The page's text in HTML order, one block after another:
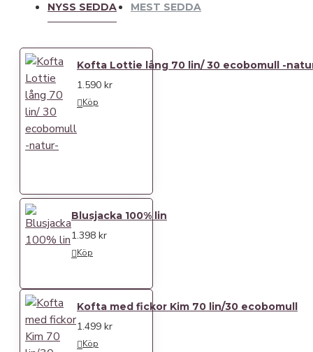
NYSS SEDDA MEST SEDDA
Kofta Lottie lång 70 lin/ 30 ecobomull -
1.590 kr
Köp
Blusjacka 100% lin
1.398 kr
Köp
Kofta med fickor Kim 70 lin/30 ecobomull
1.499 kr
Köp